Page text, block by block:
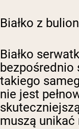
Białko z
Białko
bezpośrednio
takiego
nie jest
muszą unikać